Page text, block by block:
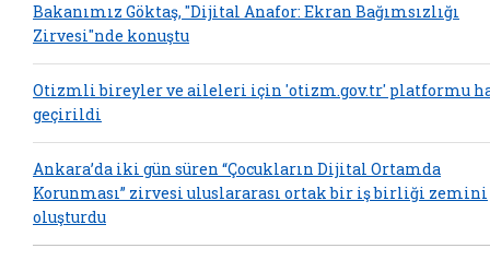
Bakanımız Göktaş, "Dijital Anafor: Ekran Bağımsızlığı
Zirvesi"nde konuştu
Otizmli bireyler ve aileleri için 'otizm.gov.tr' platformu
geçirildi
Ankara’da iki gün süren “Çocukların Dijital Ortamda
Korunması” zirvesi uluslararası ortak bir iş birliği zemini
oluşturdu